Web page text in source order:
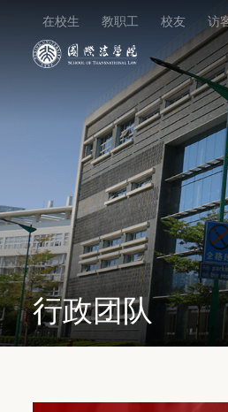
在校生 教职工 校友 访
行政团队